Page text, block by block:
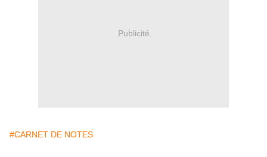
Publicité
#CARNET DE NOTES